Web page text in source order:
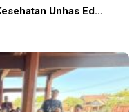
Unhas Ed…